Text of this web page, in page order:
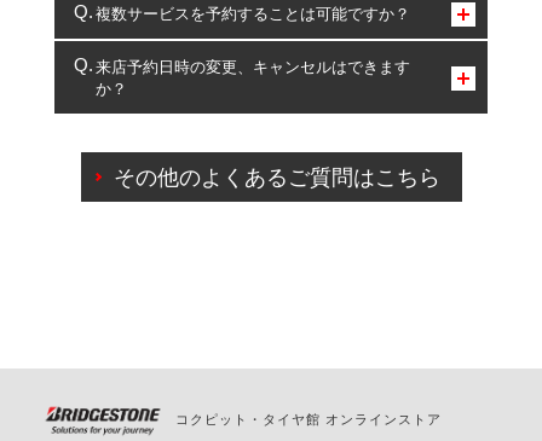
コクピット・タイヤ館のみとなります。
複数サービスを予約することは可能ですか？
複数サービスのご予約は可能です。
一部の商品・サービスの組み合わせに限り、同時にご予約が
出来ないものもございます。
来店予約日時の変更、キャンセルはできます
か？
ご来店予約日の3営業日前を過ぎている場合のご予約
の日時変更につきましては、直接ご予約の店舗まで
その他のよくあるご質問はこちら
コクピット・タイヤ館 オンラインストア